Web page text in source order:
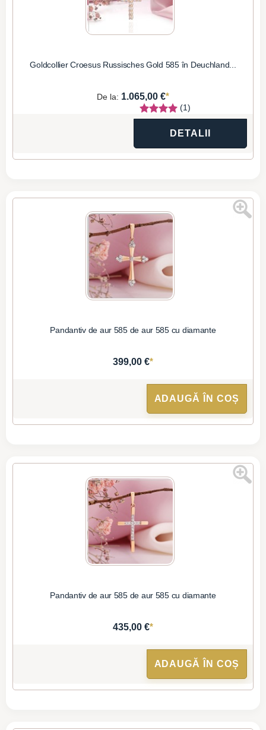
Goldcollier Croesus Russisches Gold 585 în Deuchland...
De la: 1.065,00 €*
(1)
DETALII
Pandantiv de aur 585 de aur 585 cu diamante
399,00 €*
ADAUGĂ ÎN COȘ
Pandantiv de aur 585 de aur 585 cu diamante
435,00 €*
ADAUGĂ ÎN COȘ